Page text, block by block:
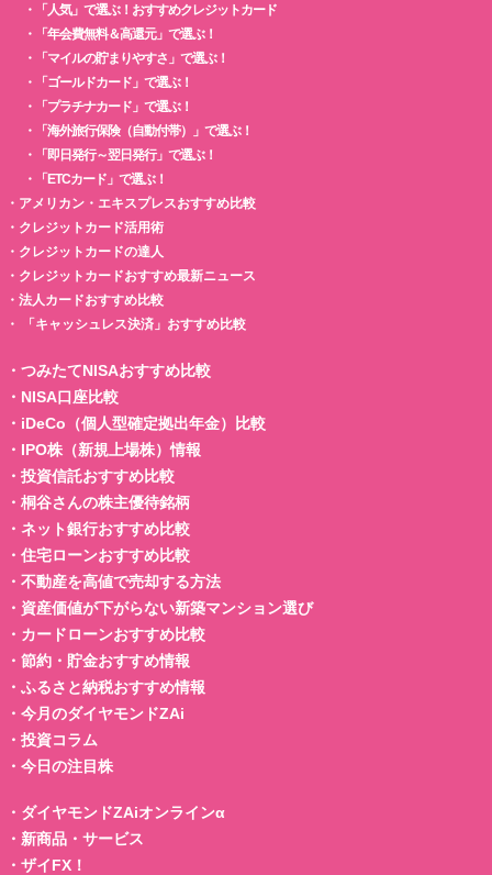
・
「人気」で選ぶ！おすすめクレジットカード
・
「年会費無料＆高還元」で選ぶ！
・
「マイルの貯まりやすさ」で選ぶ！
・
「ゴールドカード」で選ぶ！
・
「プラチナカード」で選ぶ！
・
「海外旅行保険（自動付帯）」で選ぶ！
・
「即日発行～翌日発行」で選ぶ！
・
「ETCカード」で選ぶ！
・ アメリカン・エキスプレスおすすめ比較
・ クレジットカード活用術
・ クレジットカードの達人
・ クレジットカードおすすめ最新ニュース
・ 法人カードおすすめ比較
・
「キャッシュレス決済」おすすめ比較
・ つみたてNISAおすすめ比較
・ NISA口座比較
・ iDeCo（個人型確定拠出年金）比較
・ IPO株（新規上場株）情報
・ 投資信託おすすめ比較
・ 桐谷さんの株主優待銘柄
・ ネット銀行おすすめ比較
・ 住宅ローンおすすめ比較
・ 不動産を高値で売却する方法
・ 資産価値が下がらない新築マンション選び
・ カードローンおすすめ比較
・ 節約・貯金おすすめ情報
・ ふるさと納税おすすめ情報
・ 今月のダイヤモンドZAi
・ 投資コラム
・ 今日の注目株
・ ダイヤモンドZAiオンラインα
・ 新商品・サービス
・ ザイFX！